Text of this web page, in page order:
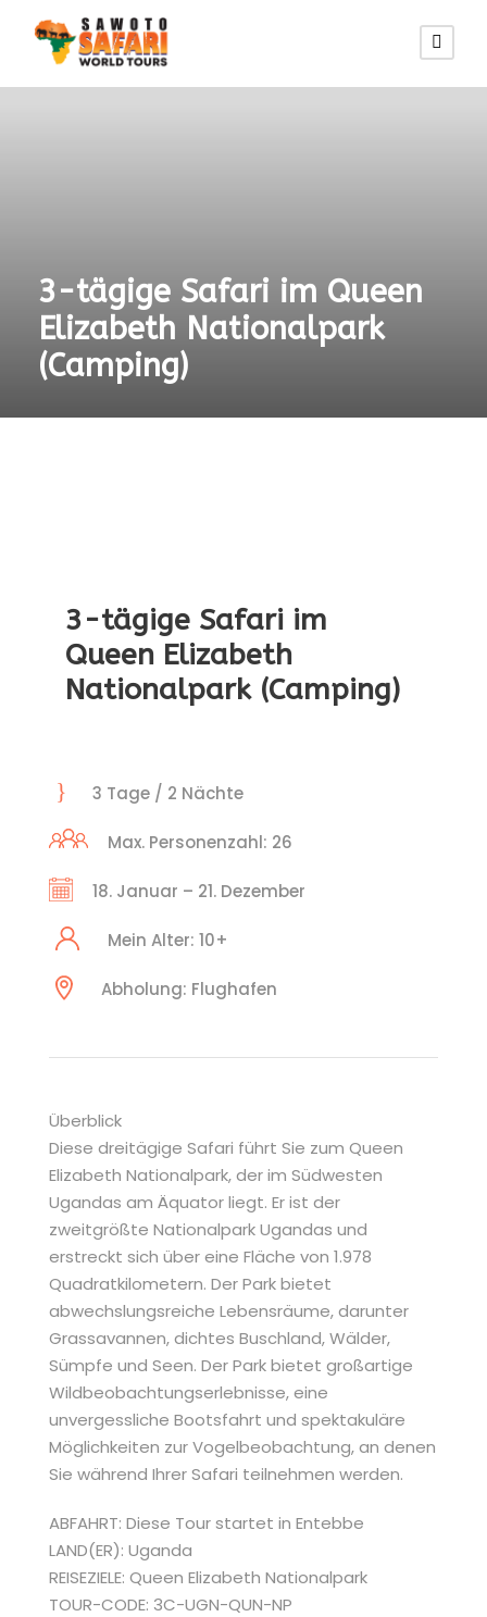
3-tägige Safari im Queen
Elizabeth Nationalpark
(Camping)
3-tägige Safari im
Queen Elizabeth
Nationalpark (Camping)
3 Tage / 2 Nächte
Max. Personenzahl: 26
18. Januar – 21. Dezember
Mein Alter: 10+
Abholung: Flughafen
Überblick
Diese dreitägige Safari führt Sie zum Queen
Elizabeth Nationalpark, der im Südwesten
Ugandas am Äquator liegt. Er ist der
zweitgrößte Nationalpark Ugandas und
erstreckt sich über eine Fläche von 1.978
Quadratkilometern. Der Park bietet
abwechslungsreiche Lebensräume, darunter
Grassavannen, dichtes Buschland, Wälder,
Sümpfe und Seen. Der Park bietet großartige
Wildbeobachtungserlebnisse, eine
unvergessliche Bootsfahrt und spektakuläre
Möglichkeiten zur Vogelbeobachtung, an denen
Sie während Ihrer Safari teilnehmen werden.
ABFAHRT: Diese Tour startet in Entebbe
LAND(ER): Uganda
REISEZIELE: Queen Elizabeth Nationalpark
TOUR-CODE: 3C-UGN-QUN-NP